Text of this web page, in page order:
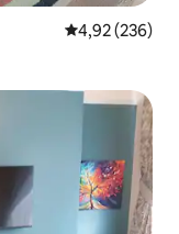
Priemerné
4,92 (236)